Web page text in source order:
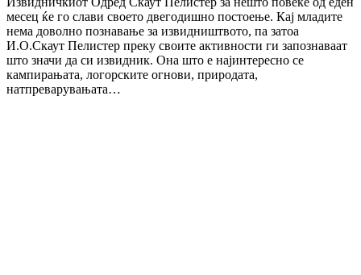
месец ќе го слави своето двегодишно постоење. Кај младите
нема доволно познавање за извидништвото, па затоа
И.О.Скаут Пелистер преку своите активности ги запознаваат
што значи да си извидник. Она што е најинтересно се
кампирањата, логорските огнови, природата,
натпреварувањата…